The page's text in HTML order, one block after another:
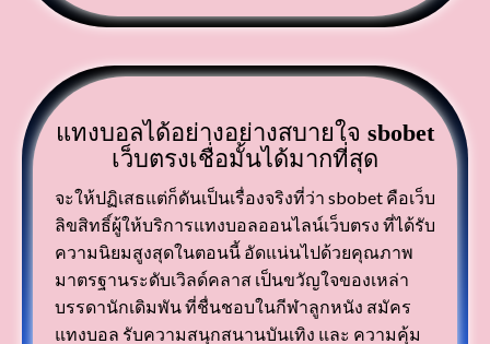
แทงบอลได้อย่างอย่างสบายใจ sbobet
เว็บตรงเชื่อมั้นได้มากที่สุด
จะให้ปฏิเสธแต่ก็ดันเป็นเรื่องจริงที่ว่า sbobet คือเว็บ
ลิขสิทธิ์ผู้ให้บริการแทงบอลออนไลน์เว็บตรง ที่ได้รับ
ความนิยมสูงสุดในตอนนี้ อัดแน่นไปด้วยคุณภาพ
มาตรฐานระดับเวิลด์คลาส เป็นขวัญใจของเหล่า
บรรดานักเดิมพัน ที่ชื่นชอบในกีฬาลูกหนัง สมัคร
แทงบอล รับความสนุกสนานบันเทิง และ ความคุ้ม